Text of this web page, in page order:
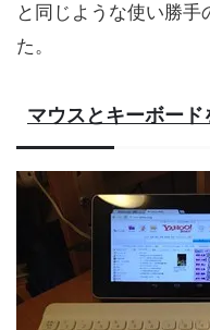
と同じような使い勝
た。
マウスとキーボード